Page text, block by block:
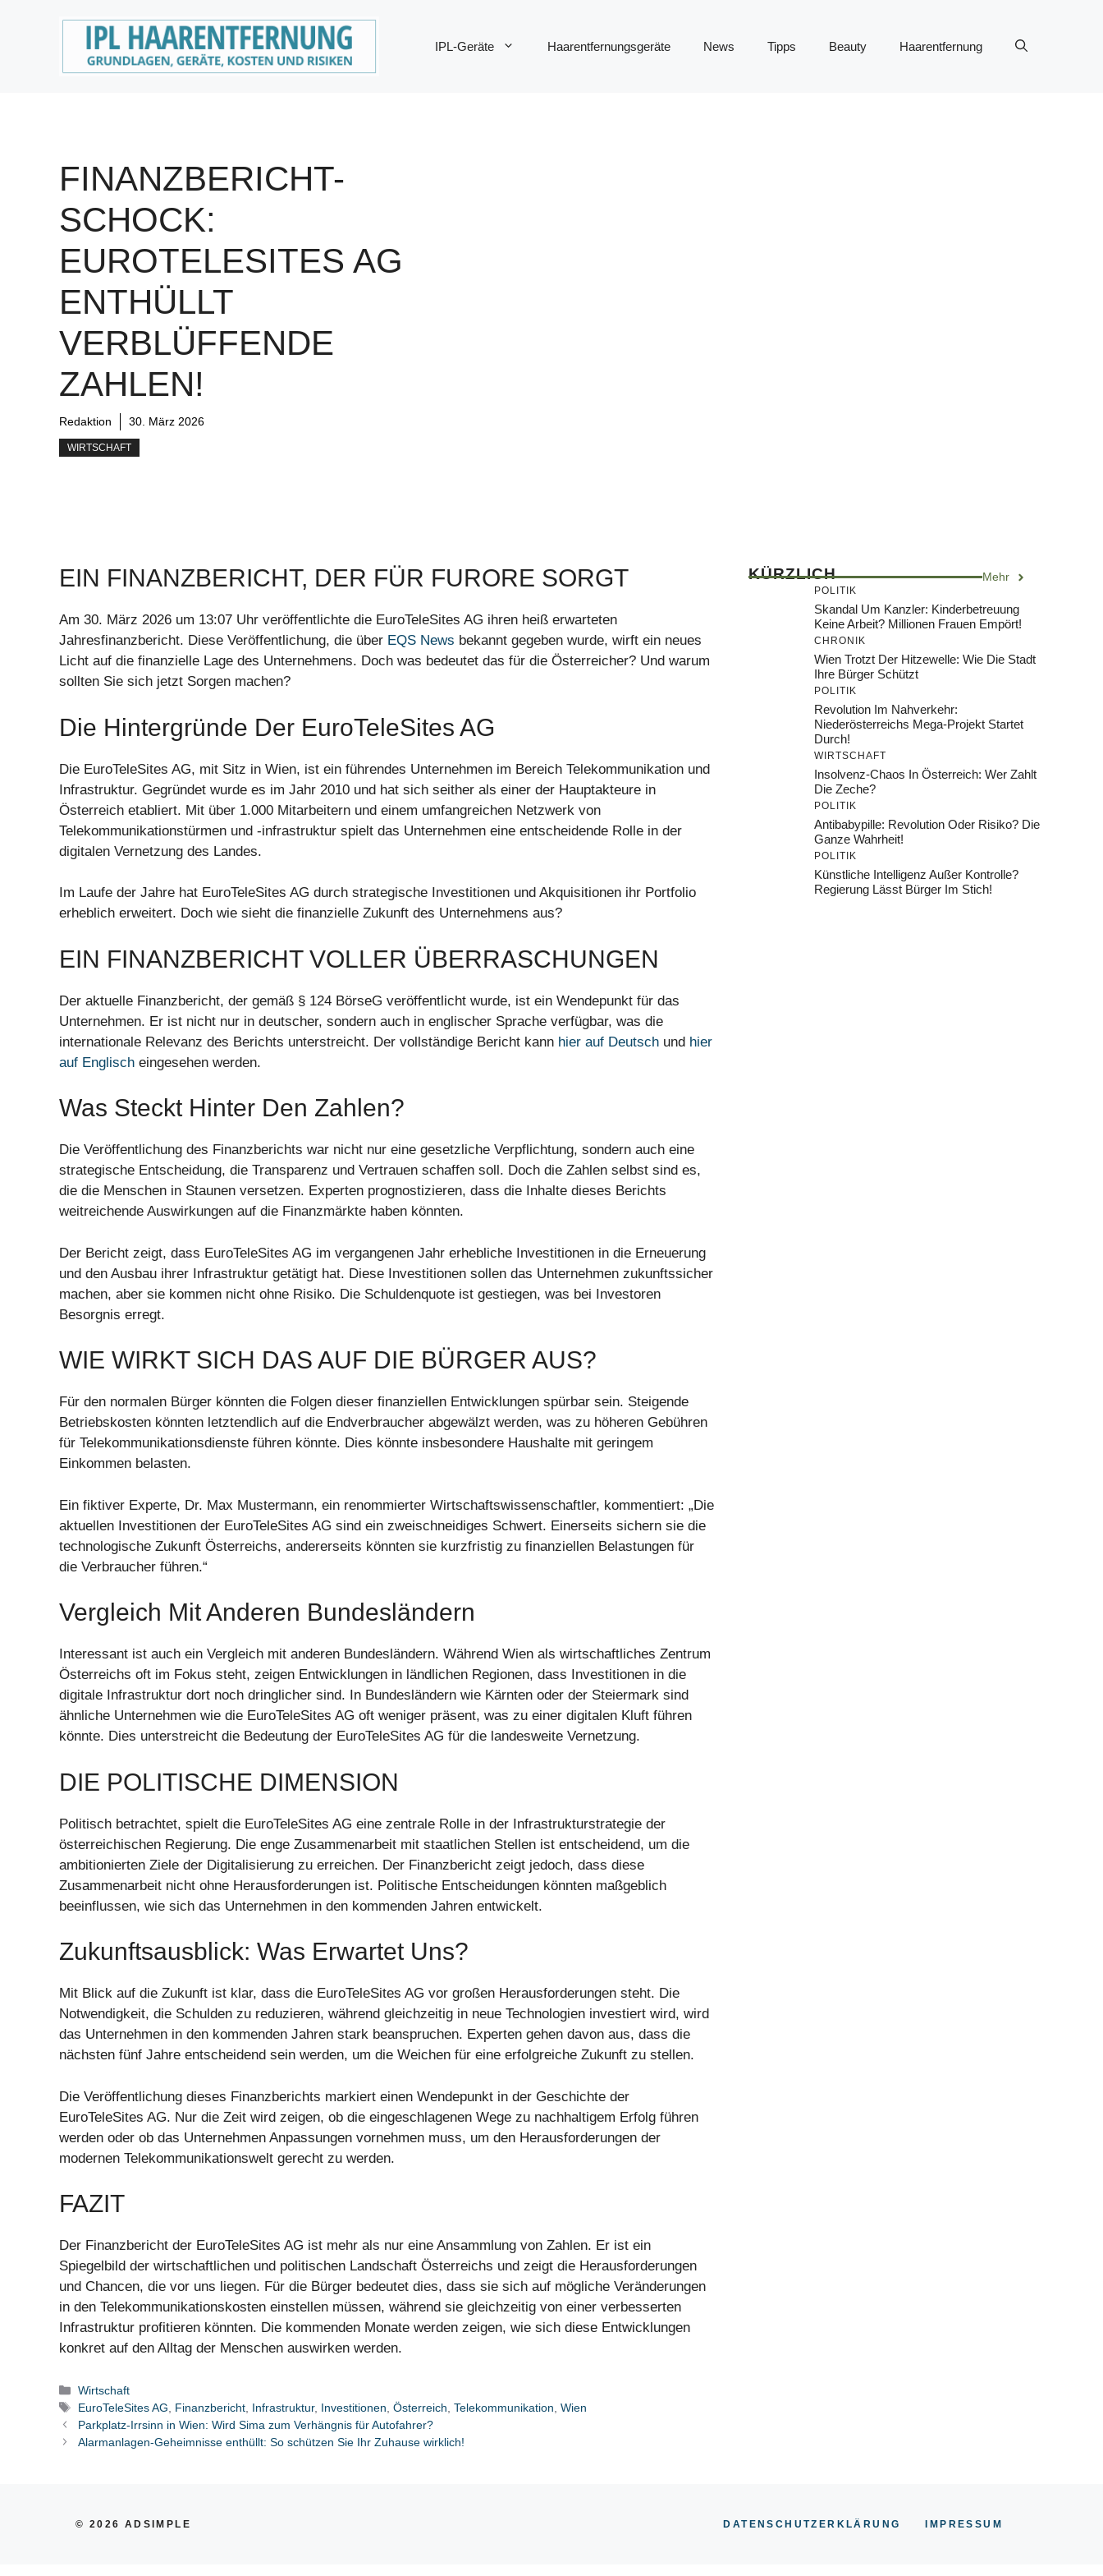
IPL-Geräte Haarentfernungsgeräte News Tipps Beauty Haarentfernung
FINANZBERICHT-
SCHOCK:
EUROTELESITES AG
ENTHÜLLT
VERBLÜFFENDE
ZAHLEN!
Redaktion 30. März 2026
WIRTSCHAFT
EIN FINANZBERICHT, DER FÜR FURORE SORGT
Am 30. März 2026 um 13:07 Uhr veröffentlichte die EuroTeleSites AG ihren heiß erwarteten
Jahresfinanzbericht. Diese Veröffentlichung, die über EQS News bekannt gegeben wurde, wirft ein neues
Licht auf die finanzielle Lage des Unternehmens. Doch was bedeutet das für die Österreicher? Und warum
sollten Sie sich jetzt Sorgen machen?
Die Hintergründe Der EuroTeleSites AG
Die EuroTeleSites AG, mit Sitz in Wien, ist ein führendes Unternehmen im Bereich Telekommunikation und
Infrastruktur. Gegründet wurde es im Jahr 2010 und hat sich seither als einer der Hauptakteure in
Österreich etabliert. Mit über 1.000 Mitarbeitern und einem umfangreichen Netzwerk von
Telekommunikationstürmen und -infrastruktur spielt das Unternehmen eine entscheidende Rolle in der
digitalen Vernetzung des Landes.
Im Laufe der Jahre hat EuroTeleSites AG durch strategische Investitionen und Akquisitionen ihr Portfolio
erheblich erweitert. Doch wie sieht die finanzielle Zukunft des Unternehmens aus?
EIN FINANZBERICHT VOLLER ÜBERRASCHUNGEN
Der aktuelle Finanzbericht, der gemäß § 124 BörseG veröffentlicht wurde, ist ein Wendepunkt für das
Unternehmen. Er ist nicht nur in deutscher, sondern auch in englischer Sprache verfügbar, was die
internationale Relevanz des Berichts unterstreicht. Der vollständige Bericht kann hier auf Deutsch und hier
auf Englisch eingesehen werden.
Was Steckt Hinter Den Zahlen?
Die Veröffentlichung des Finanzberichts war nicht nur eine gesetzliche Verpflichtung, sondern auch eine
strategische Entscheidung, die Transparenz und Vertrauen schaffen soll. Doch die Zahlen selbst sind es,
die die Menschen in Staunen versetzen. Experten prognostizieren, dass die Inhalte dieses Berichts
weitreichende Auswirkungen auf die Finanzmärkte haben könnten.
Der Bericht zeigt, dass EuroTeleSites AG im vergangenen Jahr erhebliche Investitionen in die Erneuerung
und den Ausbau ihrer Infrastruktur getätigt hat. Diese Investitionen sollen das Unternehmen zukunftssicher
machen, aber sie kommen nicht ohne Risiko. Die Schuldenquote ist gestiegen, was bei Investoren
Besorgnis erregt.
WIE WIRKT SICH DAS AUF DIE BÜRGER AUS?
Für den normalen Bürger könnten die Folgen dieser finanziellen Entwicklungen spürbar sein. Steigende
Betriebskosten könnten letztendlich auf die Endverbraucher abgewälzt werden, was zu höheren Gebühren
für Telekommunikationsdienste führen könnte. Dies könnte insbesondere Haushalte mit geringem
Einkommen belasten.
Ein fiktiver Experte, Dr. Max Mustermann, ein renommierter Wirtschaftswissenschaftler, kommentiert: „Die
aktuellen Investitionen der EuroTeleSites AG sind ein zweischneidiges Schwert. Einerseits sichern sie die
technologische Zukunft Österreichs, andererseits könnten sie kurzfristig zu finanziellen Belastungen für
die Verbraucher führen.“
Vergleich Mit Anderen Bundesländern
Interessant ist auch ein Vergleich mit anderen Bundesländern. Während Wien als wirtschaftliches Zentrum
Österreichs oft im Fokus steht, zeigen Entwicklungen in ländlichen Regionen, dass Investitionen in die
digitale Infrastruktur dort noch dringlicher sind. In Bundesländern wie Kärnten oder der Steiermark sind
ähnliche Unternehmen wie die EuroTeleSites AG oft weniger präsent, was zu einer digitalen Kluft führen
könnte. Dies unterstreicht die Bedeutung der EuroTeleSites AG für die landesweite Vernetzung.
DIE POLITISCHE DIMENSION
Politisch betrachtet, spielt die EuroTeleSites AG eine zentrale Rolle in der Infrastrukturstrategie der
österreichischen Regierung. Die enge Zusammenarbeit mit staatlichen Stellen ist entscheidend, um die
ambitionierten Ziele der Digitalisierung zu erreichen. Der Finanzbericht zeigt jedoch, dass diese
Zusammenarbeit nicht ohne Herausforderungen ist. Politische Entscheidungen könnten maßgeblich
beeinflussen, wie sich das Unternehmen in den kommenden Jahren entwickelt.
Zukunftsausblick: Was Erwartet Uns?
Mit Blick auf die Zukunft ist klar, dass die EuroTeleSites AG vor großen Herausforderungen steht. Die
Notwendigkeit, die Schulden zu reduzieren, während gleichzeitig in neue Technologien investiert wird, wird
das Unternehmen in den kommenden Jahren stark beanspruchen. Experten gehen davon aus, dass die
nächsten fünf Jahre entscheidend sein werden, um die Weichen für eine erfolgreiche Zukunft zu stellen.
Die Veröffentlichung dieses Finanzberichts markiert einen Wendepunkt in der Geschichte der
EuroTeleSites AG. Nur die Zeit wird zeigen, ob die eingeschlagenen Wege zu nachhaltigem Erfolg führen
werden oder ob das Unternehmen Anpassungen vornehmen muss, um den Herausforderungen der
modernen Telekommunikationswelt gerecht zu werden.
FAZIT
Der Finanzbericht der EuroTeleSites AG ist mehr als nur eine Ansammlung von Zahlen. Er ist ein
Spiegelbild der wirtschaftlichen und politischen Landschaft Österreichs und zeigt die Herausforderungen
und Chancen, die vor uns liegen. Für die Bürger bedeutet dies, dass sie sich auf mögliche Veränderungen
in den Telekommunikationskosten einstellen müssen, während sie gleichzeitig von einer verbesserten
Infrastruktur profitieren könnten. Die kommenden Monate werden zeigen, wie sich diese Entwicklungen
konkret auf den Alltag der Menschen auswirken werden.
Kategorien
Wirtschaft
Schlagwörter
EuroTeleSites AG Finanzbericht Infrastruktur, Investitionen ,Österreich ,Telekommunikation ,Wien
Parkplatz-Irrsinn in Wien: Wird Sima zum Verhängnis für Autofahrer?
Alarmanlagen-Geheimnisse enthüllt: So schützen Sie Ihr Zuhause wirklich!
KÜRZLICH Mehr
POLITIK
Skandal Um Kanzler: Kinderbetreuung
Keine Arbeit? Millionen Frauen Empört!
CHRONIK
Wien Trotzt Der Hitzewelle: Wie Die Stadt
Ihre Bürger Schützt
POLITIK
Revolution Im Nahverkehr:
Niederösterreichs Mega-Projekt Startet
Durch!
WIRTSCHAFT
Insolvenz-Chaos In Österreich: Wer Zahlt
Die Zeche?
POLITIK
Antibabypille: Revolution Oder Risiko? Die
Ganze Wahrheit!
POLITIK
Künstliche Intelligenz Außer Kontrolle?
Regierung Lässt Bürger Im Stich!
© 2026 ADSIMPLE DATENSCHUTZERKLÄRUNG IMPRESSU M